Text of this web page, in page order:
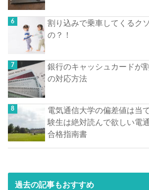
割り込みで乗車してくるク
の？！
銀行のキャッシュカードが
の対応方法
電気通信大学の偏差値は当
験生は絶対読んで欲しい電
合格指南書
過去の記事もおすすめ